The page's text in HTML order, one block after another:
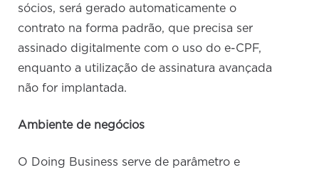
sócios, será gerado automaticamente o
contrato na forma padrão, que precisa ser
assinado digitalmente com o uso do e-CPF,
enquanto a utilização de assinatura avançada
não for implantada.
Ambiente de negócios
O Doing Business serve de parâmetro e